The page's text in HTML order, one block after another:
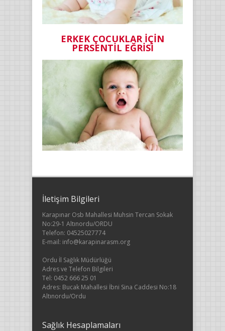
ERKEK ÇOCUKLAR İÇİN
PERSENTİL EĞRİSİ
İletişim Bilgileri
Karapınar Osb Mahallesi Muhsin Tercan Sokak
No:29-1 Altınordu/ORDU
Telefon: 04525027774
E-mail: info@karapinarasm.org
Ordu İl Sağlık Müdürlüğü
Adres ve Telefon Bilgileri
Tel: 0452 666 25 01
Adres: Bucak Mahallesi İbni Sina Caddesi No:18
Altınordu/Ordu
Sağlık Hesaplamaları